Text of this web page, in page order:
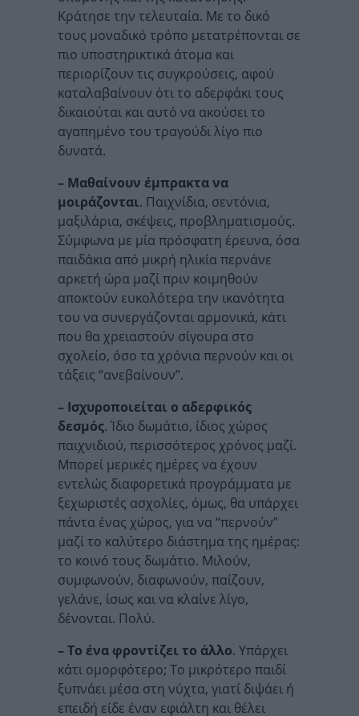
Κράτησε την τελευταία. Mε το δικό
τους μοναδικό τρόπο μετατρέπονται σε
πιο υποστηρικτικά άτομα και
περιορίζουν τις συγκρούσεις, αφού
καταλαβαίνουν ότι το αδερφάκι τους
δικαιούται και αυτό να ακούσει το
αγαπημένο του τραγούδι λίγο πιο
δυνατά.
– Μαθαίνουν έμπρακτα να
μοιράζονται. Παιχνίδια, σεντόνια,
μαξιλάρια, σκέψεις, προβληματισμούς.
Σύμφωνα με μία πρόσφατη έρευνα, όσα
παιδάκια από μικρή ηλικία περνάνε
αρκετή ώρα μαζί πριν κοιμηθούν
αποκτούν ευκολότερα την ικανότητα
του να συνεργάζονται αρμονικά, κάτι
που θα χρειαστούν σίγουρα στο
σχολείο, όσο τα χρόνια περνούν και οι
τάξεις “ανεβαίνουν”.
– Ισχυροποιείται ο αδερφικός
δεσμός. Ίδιο δωμάτιο, ίδιος χώρος
παιχνιδιού, περισσότερος χρόνος μαζί.
Μπορεί μερικές ημέρες να έχουν
εντελώς διαφορετικά προγράμματα με
ξεχωριστές ασχολίες, όμως, θα υπάρχει
πάντα ένας χώρος, για να “περνούν”
μαζί το καλύτερο διάστημα της ημέρας:
το κοινό τους δωμάτιο. Μιλούν,
συμφωνούν, διαφωνούν, παίζουν,
γελάνε, ίσως και να κλαίνε λίγο,
δένονται. Πολύ.
– To ένα φροντίζει το άλλο. Υπάρχει
κάτι ομορφότερο; Το μικρότερο παιδί
ξυπνάει μέσα στη νύχτα, γιατί διψάει ή
επειδή είδε έναν εφιάλτη και θέλει